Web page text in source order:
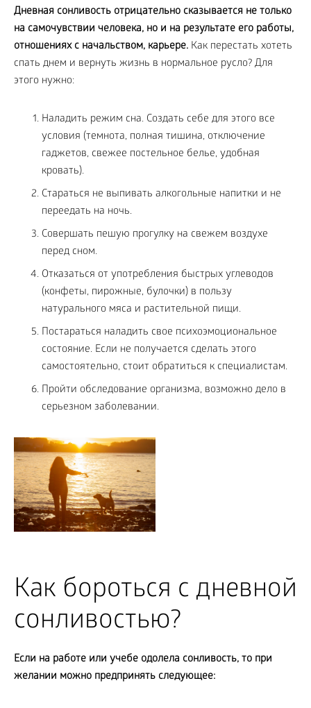
Дневная сонливость отрицательно сказывается не только
на самочувствии человека, но и на результате его работы,
отношениях с начальством, карьере. Как перестать хотеть
спать днем и вернуть жизнь в нормальное русло? Для
этого нужно:
Наладить режим сна. Создать себе для этого все
условия (темнота, полная тишина, отключение
гаджетов, свежее постельное белье, удобная
кровать).
Стараться не выпивать алкогольные напитки и не
переедать на ночь.
Совершать пешую прогулку на свежем воздухе
перед сном.
Отказаться от употребления быстрых углеводов
(конфеты, пирожные, булочки) в пользу
натурального мяса и растительной пищи.
Постараться наладить свое психоэмоциональное
состояние. Если не получается сделать этого
самостоятельно, стоит обратиться к специалистам.
Пройти обследование организма, возможно дело в
серьезном заболевании.
Как бороться с дневной
сонливостью?
Если на работе или учебе одолела сонливость, то при
желании можно предпринять следующее: